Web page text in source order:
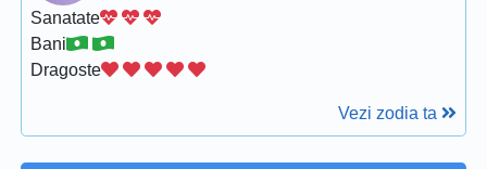
Sanatate
Bani
Dragoste
Vezi zodia ta